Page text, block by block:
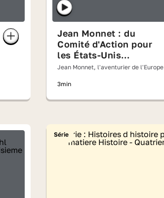
Jean Monnet : du
Comité d'Action pour
les États-Unis
d'Europe au traité de
Jean Monnet, l'aventurier de l'Europe
3min
Série